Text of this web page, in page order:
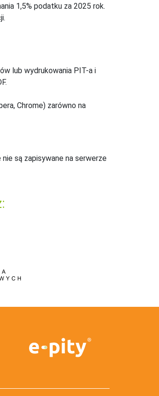
1,5% podatku za 2025 rok.
lub wydrukowania PIT-a i
Chrome) zarówno na
są zapisywane na serwerze